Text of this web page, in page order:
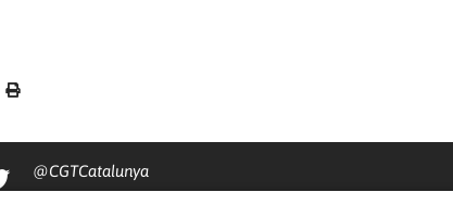
@CGTCatalunya